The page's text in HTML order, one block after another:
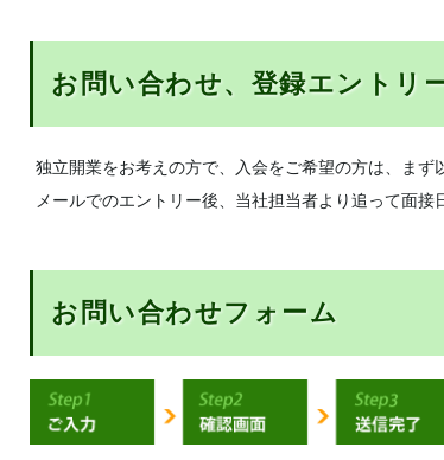
お問い合わせ、登録エントリ
独立開業をお考えの方で、入会をご希望の方は、まず
メールでのエントリー後、当社担当者より追って面接
お問い合わせフォーム